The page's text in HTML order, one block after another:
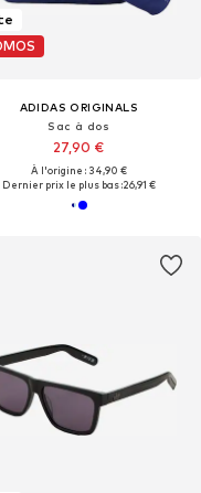
ADIDAS ORIGINALS
Sac à dos
27,90 €
À l'origine : 34,90 €
Dernier prix le plus bas :26,91 €